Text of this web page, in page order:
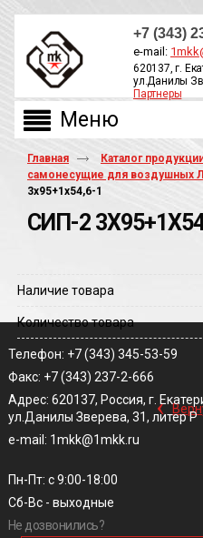
+7 (343)
e-mail:
620137, г.
ул.Данилы
Партнеры
Главная Каталог
самонесущие для воздушных
3х95+1х54,6-1
СИП-2
Наличие товара
Количество товара
‹
Телефон: +7 (343) 345-53-59
Факс: +7 (343) 237-2-666
Адрес: 620137, Россия, г.
ул.Данилы Зверева, 31, литер Р
e-mail: 1mkk@1mkk.ru
Пн-Пт: с 9:00-18:00
Сб-Вс - выходные
Не дозвонились?